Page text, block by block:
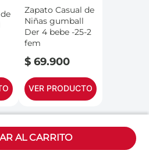
AL CARRITO
Zapato Casual de
Niñas gumball
Der 4 bebe -25-2
fem
$ 69.900
VER PRODUCTO